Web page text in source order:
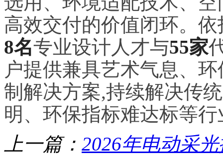
高效交付的价值闭环。依
8名专业设计人才与55家
户提供兼具艺术气息、
制解决方案,持续解决传
明、环保指标难达标等
上一篇： 2026年电动采